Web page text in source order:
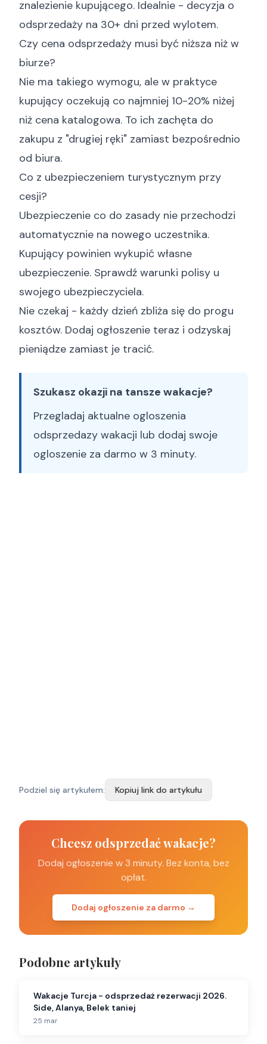
znalezienie kupującego. Idealnie - decyzja o
odsprzedaży na 30+ dni przed wylotem.
Czy cena odsprzedaży musi być niższa niż w
biurze?
Nie ma takiego wymogu, ale w praktyce
kupujący oczekują co najmniej 10-20% niżej
niż cena katalogowa. To ich zachęta do
zakupu z "drugiej ręki" zamiast bezpośrednio
od biura.
Co z ubezpieczeniem turystycznym przy
cesji?
Ubezpieczenie co do zasady nie przechodzi
automatycznie na nowego uczestnika.
Kupujący powinien wykupić własne
ubezpieczenie. Sprawdź warunki polisy u
swojego ubezpieczyciela.
Nie czekaj - każdy dzień zbliża się do progu
kosztów. Dodaj ogłoszenie teraz i odzyskaj
pieniądze zamiast je tracić.
Szukasz okazji na tansze wakacje?
Przegladaj aktualne ogloszenia
odsprzedazy wakacji lub dodaj swoje
ogloszenie za darmo w 3 minuty.
Podziel się artykułem: Kopiuj link do artykułu
Chcesz odsprzedać wakacje?
Dodaj ogłoszenie w 3 minuty. Bez konta, bez
opłat.
Dodaj ogłoszenie za darmo →
Podobne artykuły
Wakacje Turcja - odsprzedaż rezerwacji 2026.
Side, Alanya, Belek taniej
25 mar